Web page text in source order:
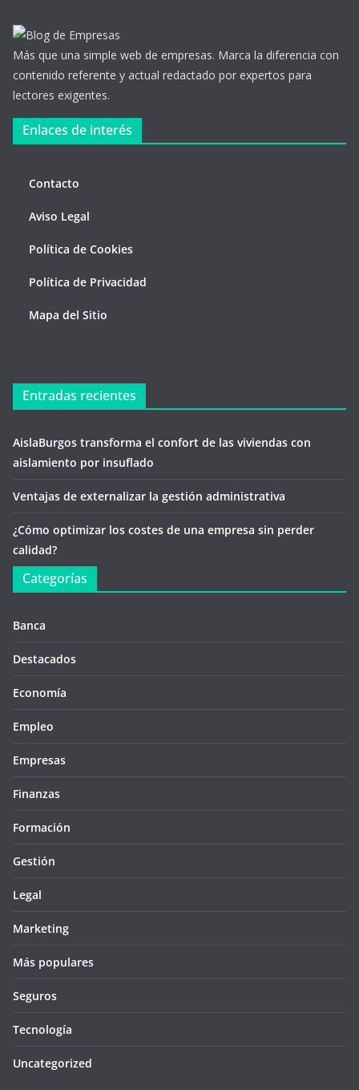
Más que una simple web de empresas. Marca la diferencia con
contenido referente y actual redactado por expertos para
lectores exigentes.
Enlaces de interés
Contacto
Aviso Legal
Política de Cookies
Política de Privacidad
Mapa del Sitio
Entradas recientes
AislaBurgos transforma el confort de las viviendas con
aislamiento por insuflado
Ventajas de externalizar la gestión administrativa
¿Cómo optimizar los costes de una empresa sin perder
calidad?
Categorías
Banca
Destacados
Economía
Empleo
Empresas
Finanzas
Formación
Gestión
Legal
Marketing
Más populares
Seguros
Tecnología
Uncategorized